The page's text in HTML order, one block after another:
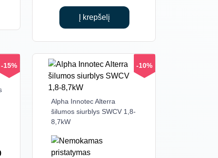
price
was:
€9,482.00.
Į krepšelį
-15%
Current
-10%
Alpha Innotec Alterra
šilumos siurblys SWCV 1,8-
8,7kW